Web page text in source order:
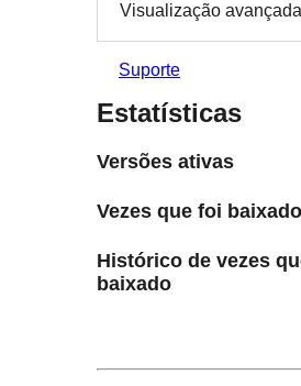
Visualização avançada
Suporte
Estatísticas
Versões ativas
Vezes que foi
Histórico de vezes
baixado